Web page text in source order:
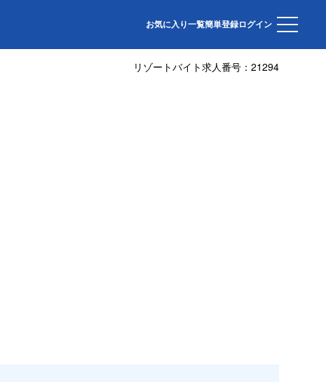
お気に入り一覧簡単登録ログイン
リゾートバイト求人番号： 21294